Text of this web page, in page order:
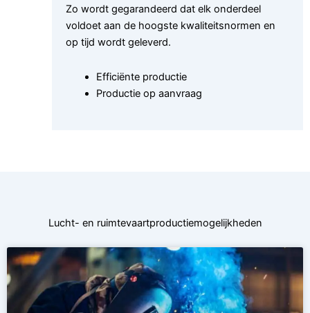
Zo wordt gegarandeerd dat elk onderdeel
voldoet aan de hoogste kwaliteitsnormen en
op tijd wordt geleverd.
Efficiënte productie
Productie op aanvraag
Lucht- en ruimtevaartproductiemogelijkheden